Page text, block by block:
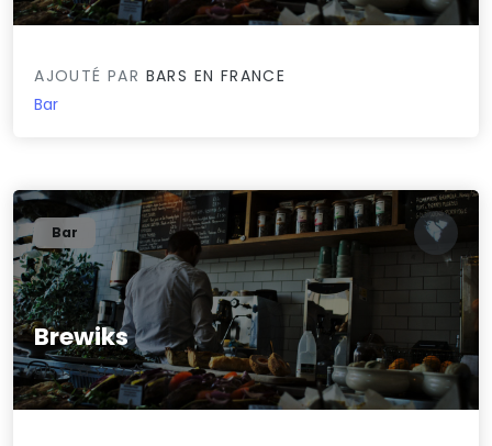
AJOUTÉ PAR BARS EN FRANCE
Bar
Brewiks
0/5
Bar